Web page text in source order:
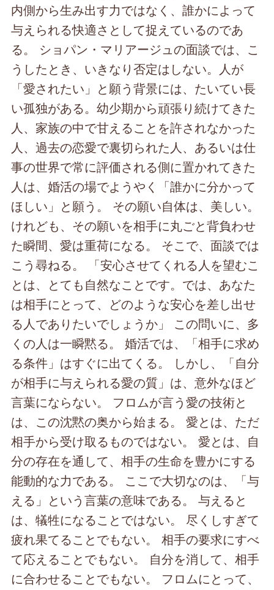
内側から生み出す力ではなく、誰かによって
与えられる快適さとして捉えているのであ
る。 ショパン・マリアージュの面談では、こ
うしたとき、いきなり否定はしない。人が
「愛されたい」と願う背景には、たいてい長
い孤独がある。幼少期から頑張り続けてきた
人、家族の中で甘えることを許されなかった
人、過去の恋愛で裏切られた人、あるいは仕
事の世界で常に評価される側に置かれてきた
人は、婚活の場でようやく「誰かに分かって
ほしい」と願う。 その願い自体は、美しい。
けれども、その願いを相手に丸ごと背負わせ
た瞬間、愛は重荷になる。 そこで、面談では
こう尋ねる。 「安心させてくれる人を望むこ
とは、とても自然なことです。では、あなた
は相手にとって、どのような安心を差し出せ
る人でありたいでしょうか」 この問いに、多
くの人は一瞬黙る。 婚活では、「相手に求め
る条件」はすぐに出てくる。 しかし、「自分
が相手に与えられる愛の質」は、意外なほど
言葉にならない。 フロムが言う愛の技術と
は、この沈黙の奥から始まる。 愛とは、ただ
相手から受け取るものではない。 愛とは、自
分の存在を通して、相手の生命を豊かにする
能動的な力である。 ここで大切なのは、「与
える」という言葉の意味である。 与えると
は、犠牲になることではない。 尽くしすぎて
疲れ果てることでもない。 相手の要求にすべ
て応えることでもない。 自分を消して、相手
に合わせることでもない。 フロムにとって、